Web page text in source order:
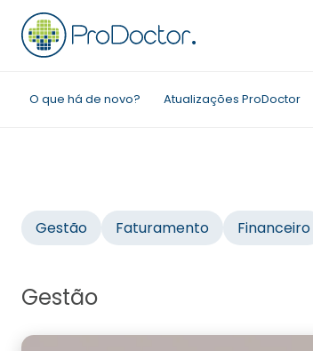
Pular
para
O que há de novo? Atualizações ProDoctor
Gestão Faturamento Financeiro
Gestão